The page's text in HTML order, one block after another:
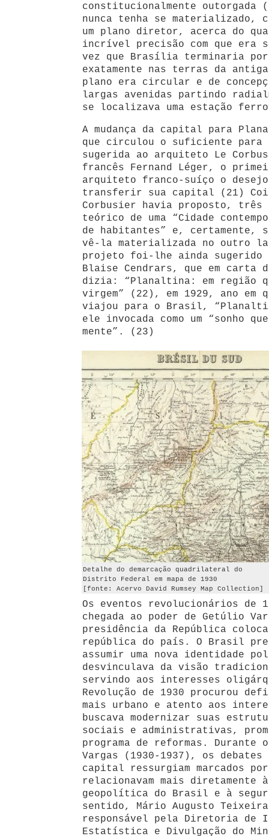
constitucionalmente outorgada
nunca tenha se materializado,
um plano diretor, acerca do
incrível precisão com que era
vez que Brasília terminaria
exatamente nas terras da antiga
plano era circular e de
largas avenidas partindo
se localizava uma estação
A mudança da capital para
que circulou o suficiente para
sugerida ao arquiteto Le
francês Fernand Léger, o
arquiteto franco-suíço o
transferir sua capital (21)
Corbusier havia proposto, três
teórico de uma “Cidade
de habitantes” e, certamente,
vê-la materializada no outro
projeto foi-lhe ainda sugerido
Blaise Cendrars, que em
dizia: “Planaltina: em região
virgem” (22), em 1929, ano em
viajou para o Brasil,
ele invocada como um “sonho
mente”. (23)
Detalhe do demarcação quadrilateral do
Distrito Federal em mapa de 1930
[fonte: Acervo David Rumsey Map Collection]
Os eventos revolucionários de
chegada ao poder de Getúlio
presidência da República
república do país. O Brasil
assumir uma nova identidade
desvinculava da visão
servindo aos interesses
Revolução de 1930 procurou
mais urbano e atento aos
buscava modernizar suas
sociais e administrativas,
programa de reformas. Durante
Vargas (1930-1937), os
capital ressurgiam marcados
relacionavam mais
geopolítica do Brasil e à
sentido, Mário Augusto
responsável pela Diretoria de
Estatística e Divulgação do